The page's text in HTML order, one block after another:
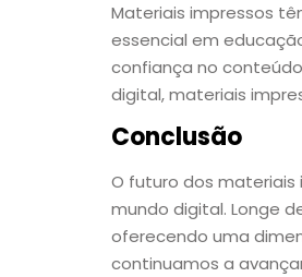
Materiais impressos
essencial em
confiança no
digital, materiais
Conclusão
O futuro dos
mundo digital. Longe
oferecendo uma
continuamos a